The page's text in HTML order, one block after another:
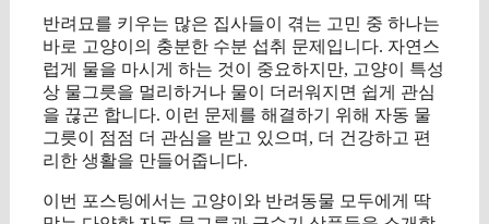
반려묘를 키우는 많은 집사들이 겪는 고민 중 하나는
바로 고양이의 충분한 수분 섭취 문제입니다. 자연스
럽게 물을 마시게 하는 것이 중요하지만, 고양이 특성
상 물그릇을 멀리하거나 물이 더러워지면 쉽게 관심
을 끊곤 합니다. 이런 문제를 해결하기 위해 자동 물
그릇이 점점 더 관심을 받고 있으며, 더 건강하고 편
리한 생활을 만들어줍니다.
이번 포스팅에서는 고양이와 반려동물 모두에게 딱